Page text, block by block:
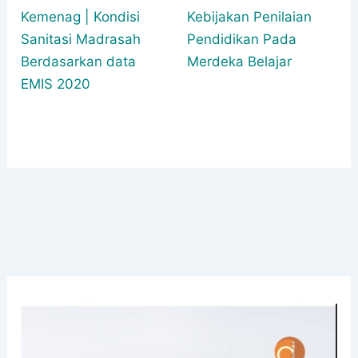
Kemenag | Kondisi
Sanitasi Madrasah
Berdasarkan data
EMIS 2020
Kebijakan Penilaian
Pendidikan Pada
Merdeka Belajar